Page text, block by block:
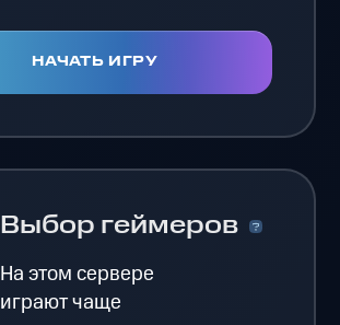
НАЧАТЬ ИГРУ
Выбор геймеров
На этом сервере
играют чаще